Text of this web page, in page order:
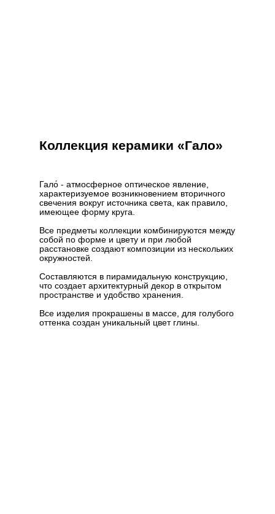
Коллекция керамики «Гало»
Гало́ - атмосферное оптическое явление,
характеризуемое возникновением вторичного
свечения вокруг источника света, как правило,
имеющее форму круга.
Все предметы коллекции комбинируются между
собой по форме и цвету и при любой
расстановке создают композиции из нескольких
окружностей.
Составляются в пирамидальную конструкцию,
что создает архитектурный декор в открытом
пространстве и удобство хранения.
Все изделия прокрашены в массе, для голубого
оттенка создан уникальный цвет глины.